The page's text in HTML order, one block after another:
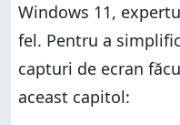
Windows 11,
fel. Pentru a
capturi de ecran
aceast capitol: